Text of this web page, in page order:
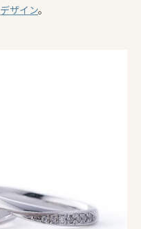
デザイン。